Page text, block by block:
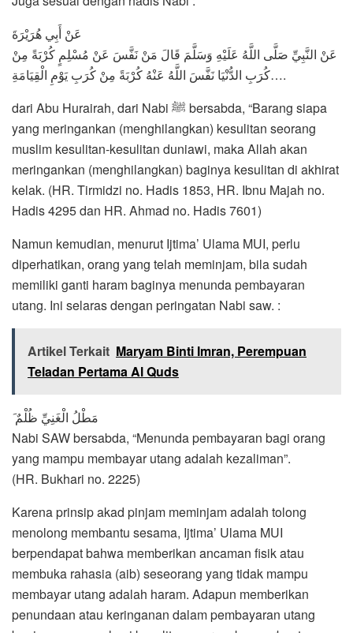
عَنْ أَبِي هُرَيْرَةَ
عَنْ النَّبِيِّ صَلَّى اللَّهُ عَلَيْهِ وَسَلَّمَ قَالَ مَنْ نَفَّسَ عَنْ مُسْلِمٍ كُرْبَةً مِنْ
كُرَبِ الدُّنْيَا نَفَّسَ اللَّهُ عَنْهُ كُرْبَةً مِنْ كُرَبِ يَوْمِ الْقِيَامَةِ….
dari Abu Hurairah, dari Nabi ﷺ bersabda, “Barang siapa
yang meringankan (menghilangkan) kesulitan seorang
muslim kesulitan-kesulitan duniawi, maka Allah akan
meringankan (menghilangkan) baginya kesulitan di akhirat
kelak. (HR. Tirmidzi no. Hadis 1853, HR. Ibnu Majah no.
Hadis 4295 dan HR. Ahmad no. Hadis 7601)
Namun kemudian, menurut Ijtima’ Ulama MUI, perlu
diperhatikan, orang yang telah meminjam, bila sudah
memiliki ganti haram baginya menunda pembayaran
utang. Ini selaras dengan peringatan Nabi saw. :
Artikel Terkait Maryam Binti Imran, Perempuan
Teladan Pertama Al Quds
َ مَطْلُ الْغَنِيِّ ظُلْمٌ
Nabi SAW bersabda, “Menunda pembayaran bagi orang
yang mampu membayar utang adalah kezaliman”.
(HR. Bukhari no. 2225)
Karena prinsip akad pinjam meminjam adalah tolong
menolong membantu sesama, Ijtima’ Ulama MUI
berpendapat bahwa memberikan ancaman fisik atau
membuka rahasia (aib) seseorang yang tidak mampu
membayar utang adalah haram. Adapun memberikan
penundaan atau keringanan dalam pembayaran utang